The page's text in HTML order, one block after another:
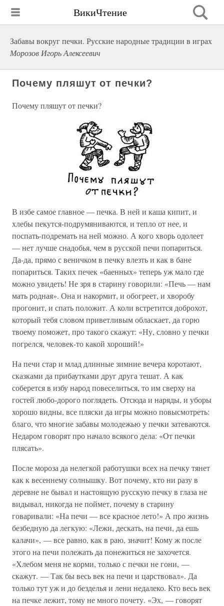
ВикиЧтение
Забавы вокруг печки. Русские народные традиции в играх
Морозов Игорь Алексеевич
Почему пляшут от печки?
Почему пляшут от печки?
В избе самое главное — печка. В ней и каша кипит, и
хлебы пекутся-подрумяниваются, и тепло от нее, и
поспать-подремать на ней можно. А кого хворь одолеет
— нет лучше снадобья, чем в русской печи попариться.
Да-да, прямо с веничком в печку влезть и как в бане
попариться. Таких печек «баенных» теперь уж мало где
можно увидеть! Не зря в старину говорили: «Печь — нам
мать родная». Она и накормит, и обогреет, и хворобу
прогонит, и спать положит. А коли встретится доброхот,
который тебя словом приветливым обласкает, да горю
твоему поможет, про такого скажут: «Ну, словно у печки
погрелся, человек-то какой хороший!»
На печи стар и млад длинные зимние вечера коротают,
сказками да прибаутками друг друга тешат. А как
соберется в избу народ повеселиться, то им сверху на
гостей любо-дорого поглядеть. Отсюда и наряды, и уборы
хорошо видны, все пляски да игры можно повысмотреть:
благо, что многие забавы молодежью у печки затеваются.
Недаром говорят про начало всякого дела: «От печки
плясать».
После мороза да нелегкой работушки всех на печку тянет
как к весеннему солнышку. Вот почему, кто ни разу в
деревне не бывал и настоящую русскую печку в глаза не
видывал, никогда не поймет, почему в старину
говаривали: «На печи — все красное лето!» А про жизнь
безбедную да легкую: «Лежи, дескать, на печи, да ешь
калачи», — все равно, как в раю, значит! Кому ж после
этого на печи полежать да понежиться не захочется.
«Хлебом меня не корми, только с печки не гони, —
скажут. — Так бы весь век на печи и царствовал». Да
только тут уж и до безделья и лени недалеко. Кто весь век
на печке лежит, тому не много почету. «Эх, — говорят